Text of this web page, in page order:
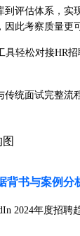
到评估体系，实
此考察质量更
具轻松对接HR
统面试完整流
背书与案例分
2024年度招聘